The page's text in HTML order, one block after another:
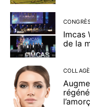
Imcas
de la